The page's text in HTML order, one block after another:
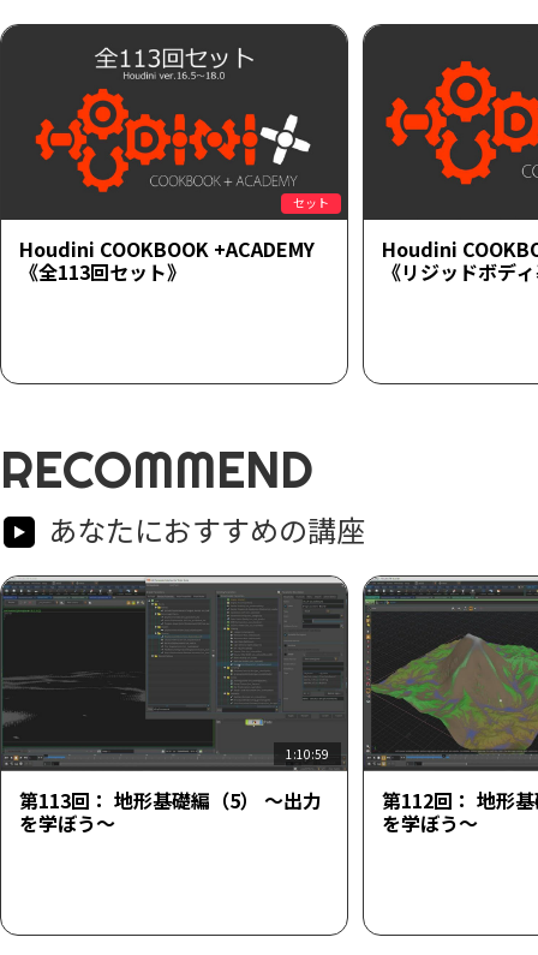
セット
Houdini COOKBOOK +ACADEMY
《全113回セット》
Houdini
《リジッドボデ
RECOMMEND
あなたにおすすめの講座
1:10:59
第113回： 地形基礎編（5） ～出力
を学ぼう～
第112回： 地形
を学ぼう～